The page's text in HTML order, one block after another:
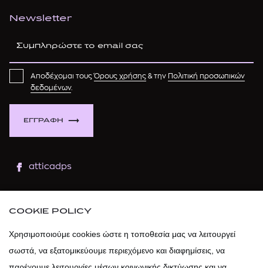
Newsletter
ΕΓΓΡΑΦΗ
Αποδέχομαι τουςΌρους χρήσης & την Πολιτική προσωπικών
δεδομένων.
atticadps
atticadps
COOKIE POLICY
Χρησιμοποιούμε cookies ώστε η τοποθεσία μας να λειτουργεί
σωστά, να εξατομικεύουμε περιεχόμενο και διαφημίσεις, να